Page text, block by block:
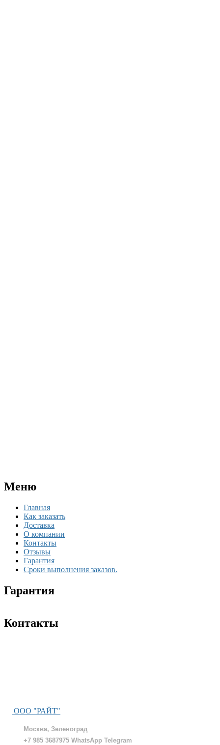
Меню
Главная
Как заказать
Доставка
О компании
Контакты
Отзывы
Гарантия
Сроки выполнения заказов.
Гарантия
Контакты
ООО "РАЙТ"
Москва, Зеленоград
+7 985 3687975 WhatsApp Telegram